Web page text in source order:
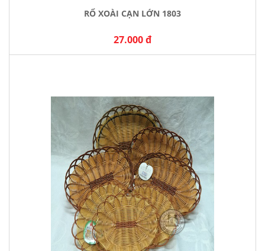
RỔ XOÀI CẠN LỚN 1803
27.000 đ